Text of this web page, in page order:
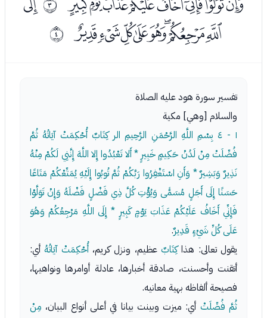
ﯨﯩﯪﯫﯬﯭﯮﯯ ﰃ
تفسير سورة هود عليه الصلاة
والسلام [وهي] مكية
١ - ٤
بِسْمِ اللَّهِ الرَّحْمَنِ الرَّحِيمِ الر كِتَابٌ أُحْكِمَتْ آيَاتُهُ ثُمَّ
فُصِّلَتْ مِنْ لَدُنْ حَكِيمٍ خَبِيرٍ * أَلا تَعْبُدُوا إِلا اللَّهَ إِنَّنِي لَكُمْ مِنْهُ
نَذِيرٌ وَبَشِيرٌ * وَأَنِ اسْتَغْفِرُوا رَبَّكُمْ ثُمَّ تُوبُوا إِلَيْهِ يُمَتِّعْكُمْ مَتَاعًا
حَسَنًا إِلَى أَجَلٍ مُسَمًّى وَيُؤْتِ كُلَّ ذِي فَضْلٍ فَضْلَهُ وَإِنْ تَوَلَّوْا
فَإِنِّي أَخَافُ عَلَيْكُمْ عَذَابَ يَوْمٍ كَبِيرٍ * إِلَى اللَّهِ مَرْجِعُكُمْ وَهُوَ
عَلَى كُلِّ شَيْءٍ قَدِيرٌ.
يقول تعالى: هذاكِتَابٌعظيم، ونزل كريم،أُحْكِمَتْ آيَاتُهُأي:
أتقنت وأحسنت، صادقة أخبارها، عادلة أوامرها ونواهيها،
فصيحة ألفاظه بهية معانيه.
ثُمَّ فُصِّلَتْ أي: ميزت وبينت بيانا في أعلى أنواع البيان، مِنْ